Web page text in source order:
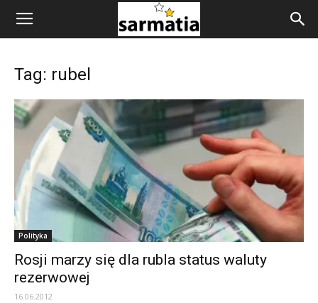
Tag: rubel
Polityka
Rosji marzy się dla rubla status waluty
rezerwowej
16.06.2012